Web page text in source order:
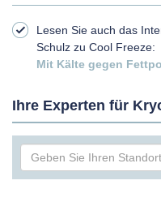
Lesen Sie auch das
Schulz zu Cool Freeze:
Mit Kälte gegen
Ihre Experten für